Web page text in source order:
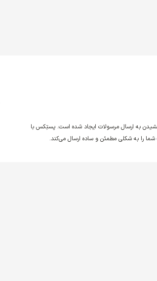
به ارسال مرسولات ایجاد شده است. پستِکس با
شما را به شکلی مطمئن و ساده ارسال می‌کند.